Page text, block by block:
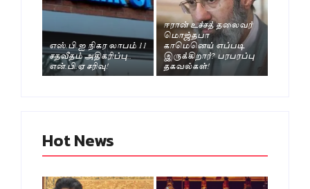
எஸ்.பி.ஐ நிகர லாபம் 11
சதவீதம் அதிகரிப்பு..
என்.பி.ஏ சரிவு!
ஈரான் உச்சத் தலைவர்
மொஜ்தபா
காமெனெய் எப்படி
இருக்கிறார்? பரபரப்பு
தகவல்கள்!
Hot News